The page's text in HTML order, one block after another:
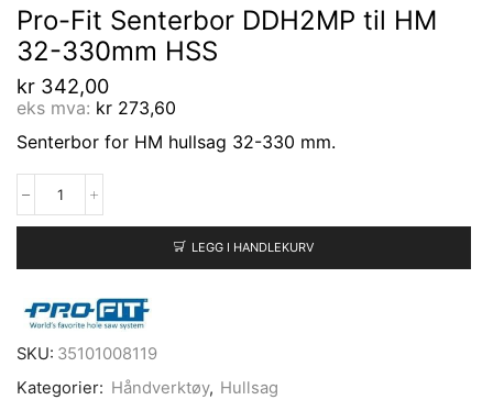
Pro-Fit Senterbor DDH2MP til HM
32-330mm HSS
kr 342,00
eks mva: kr 273,60
Senterbor for HM hullsag 32-330 mm.
LEGG I HANDLEKURV
SKU: 35101008119
Kategorier: Håndverktøy, Hullsag